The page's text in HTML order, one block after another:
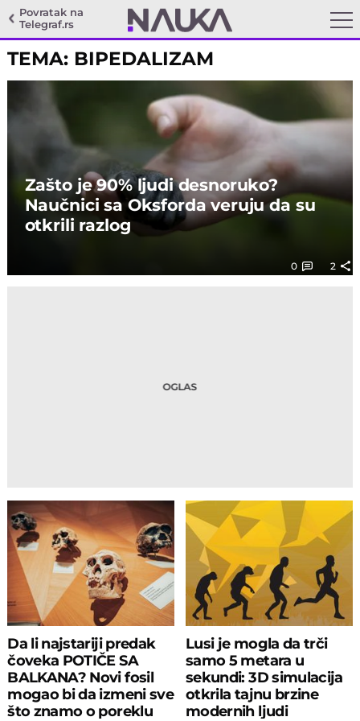
Povratak na
Telegraf.rs
TEMA: BIPEDALIZAM
Zašto je 90% ljudi desnoruko?
Naučnici sa Oksforda veruju da su
otkrili razlog
0 2
Da li najstariji predak
čoveka POTIČE SA
BALKANA? Novi fosil
mogao bi da izmeni sve
što znamo o poreklu
Lusi je mogla da trči
samo 5 metara u
sekundi: 3D simulacija
otkrila tajnu brzine
modernih ljudi